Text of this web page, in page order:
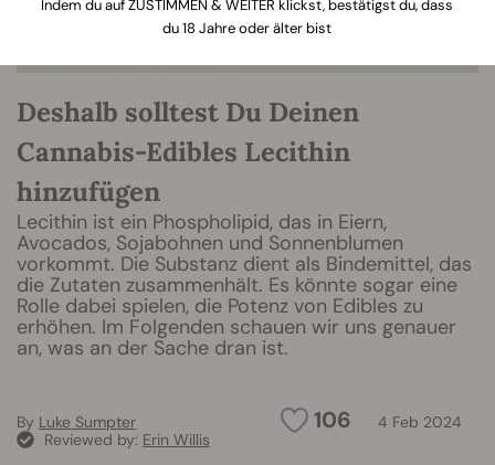
Deshalb solltest Du Deinen
Cannabis-Edibles Lecithin
hinzufügen
Lecithin ist ein Phospholipid, das in Eiern,
Avocados, Sojabohnen und Sonnenblumen
vorkommt. Die Substanz dient als Bindemittel, das
die Zutaten zusammenhält. Es könnte sogar eine
Rolle dabei spielen, die Potenz von Edibles zu
erhöhen. Im Folgenden schauen wir uns genauer
an, was an der Sache dran ist.
106 4 Feb 2024
By Luke Sumpter
Reviewed by: Erin Willis
Indem du auf ZUSTIMMEN & WEITER klickst, bestätigst du, dass
du 18 Jahre oder älter bist